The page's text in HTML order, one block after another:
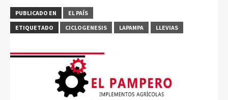
PUBLICADO EN
EL PAÍS
ETIQUETADO
CICLOGENESIS LAPAMPA LLEVIAS